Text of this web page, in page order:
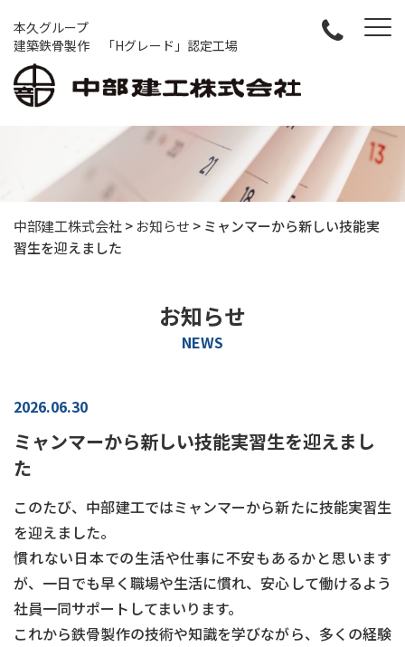
本久グループ
建築鉄骨製作 「Hグレード」認定工場
中部建工株式会社> お知らせ > ミャンマーから新しい技能実
習生を迎えました
お知らせ
NEWS
2026.06.30
ミャンマーから新しい技能実習生を迎えまし
た
このたび、中部建工ではミャンマーから新たに技能実習生
を迎えました。
慣れない日本での生活や仕事に不安もあるかと思います
が、一日でも早く職場や生活に慣れ、安心して働けるよう
社員一同サポートしてまいります。
これから鉄骨製作の技術や知識を学びながら、多くの経験